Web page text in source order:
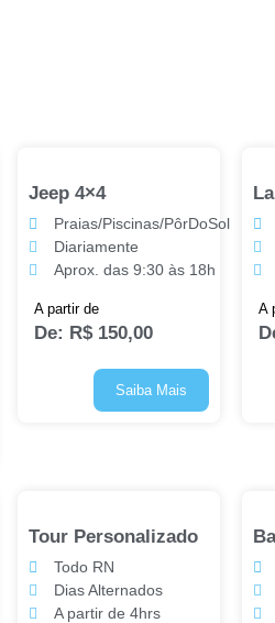
Jeep 4×4
Praias/Piscinas/PôrDoSol
Diariamente
Aprox. das 9:30 às 18h
A partir de
De: R$150,00
Saiba Mais
A
Tour Personalizado
Todo RN
Dias Alternados
A partir de 4hrs